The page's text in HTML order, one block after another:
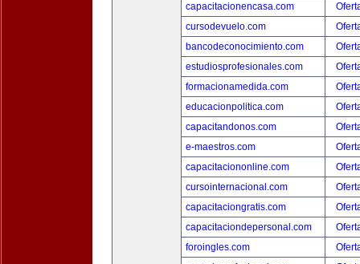
capacitacionencasa.com
cursodevuelo.com
bancodeconocimiento.com
estudiosprofesionales.com
formacionamedida.com
educacionpolitica.com
capacitandonos.com
e-maestros.com
capacitaciononline.com
cursointernacional.com
capacitaciongratis.com
capacitaciondepersonal.com
foroingles.com